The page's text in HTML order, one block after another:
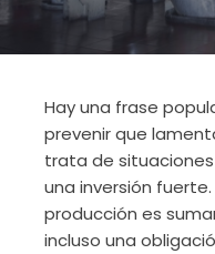
Hay una frase
prevenir que
trata de
una inversión
producción es
incluso una